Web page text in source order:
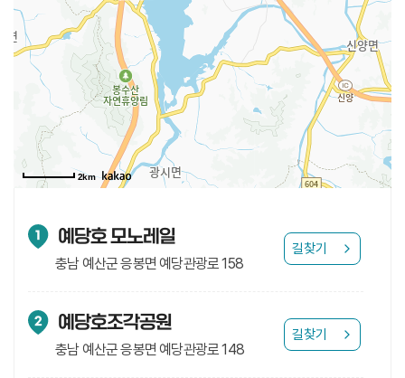
2km
1 예당호 모노레일
충남 예산군 응봉면 예당관광로 158
길찾기
2 예당호조각공원
충남 예산군 응봉면 예당관광로 148
길찾기